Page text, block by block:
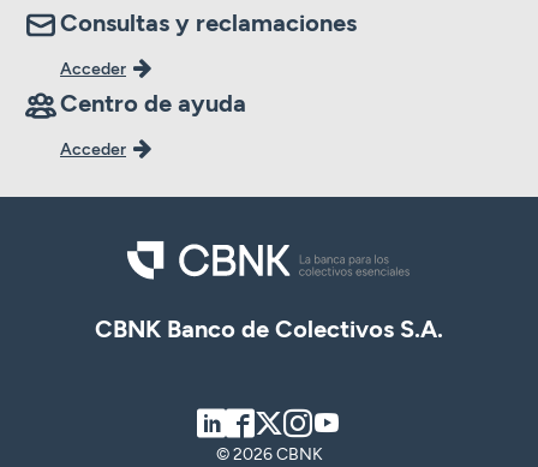
Consultas y reclamaciones
Acceder
Centro de ayuda
Acceder
CBNK Banco de Colectivos S.A.
LinkedIn
Facebook
TwitterInstagram
© 2026 CBNK